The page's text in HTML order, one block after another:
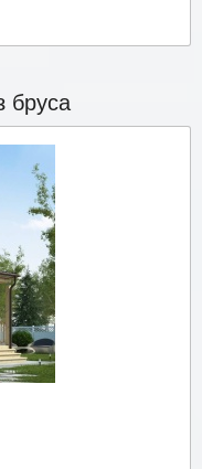
бруса